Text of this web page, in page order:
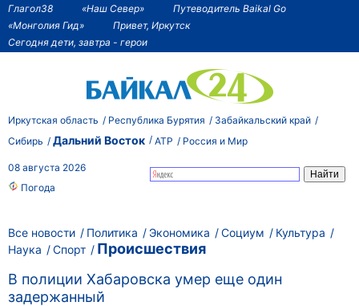
Глагол38 «Наш Север»
Путеводитель Baikal Go
«Монголия Гид»
Привет, Иркутск
Сегодня дети, завтра - герои
Иркутская область Республика Бурятия
Забайкальский край
Сибирь
Дальний Восток АТР Россия и Мир
08 августа 2026
Погода
Все новости Политика Экономика Социум
Культура
Наука
Спорт
Происшествия
В полиции Хабаровска умер еще один
задержанный